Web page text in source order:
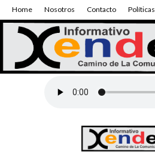
Home Nosotros Contacto Políticas